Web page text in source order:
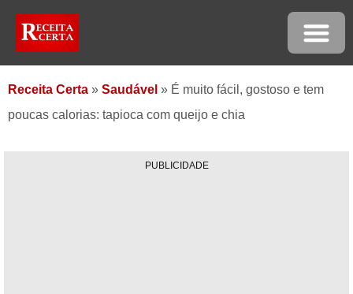
Receita Certa » Saudável » É muito fácil, gostoso e tem
poucas calorias: tapioca com queijo e chia
PUBLICIDADE